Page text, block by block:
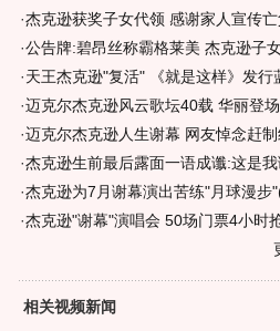
·杰克逊获奖子女代领 感谢家人宣传
·公告牌:碧昂丝称霸格莱美 杰克逊子
·天王杰克逊"复活" 《就是这样》发行
·迈克尔杰克逊风云歌坛40载 华丽登
·迈克尔杰克逊人生谢幕 网友悼念赶
·杰克逊生前最后露面一语成谶:这是
·杰克逊为7月谢幕演出苦练"月球漫步
·杰克逊"谢幕"演唱会 50场门票4小时
相关视频新闻